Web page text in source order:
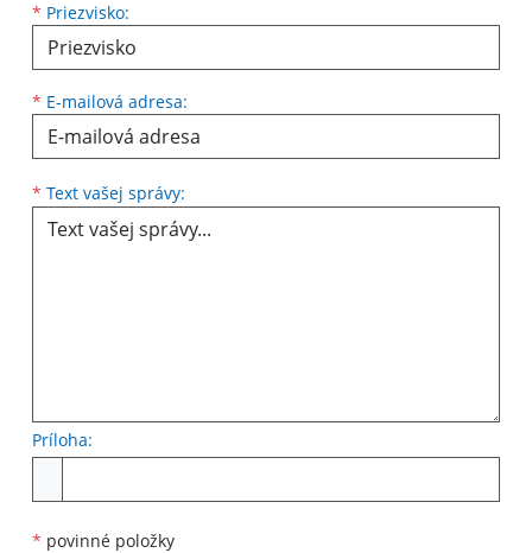
* Priezvisko:
* E-mailová adresa:
* Text vašej správy:
Príloha:
* povinné položky